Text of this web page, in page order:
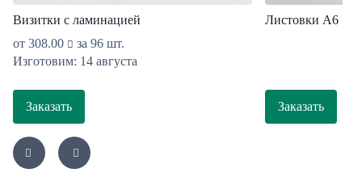
Визитки с ламинацией
от 308.00
за 96 шт.
Изготовим: 14 августа
Заказать
Листовки А6
Заказать